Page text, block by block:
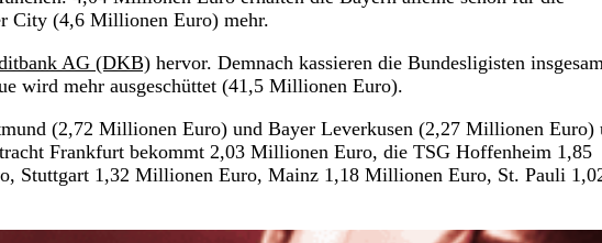
City (4,6 Millionen Euro) mehr.
AG (DKB) hervor. Demnach kassieren die Bundesligisten
wird mehr ausgeschüttet (41,5 Millionen Euro).
(2,72 Millionen Euro) und Bayer Leverkusen (2,27 Millionen Euro)
Frankfurt bekommt 2,03 Millionen Euro, die TSG Hoffenheim 1,85
Stuttgart 1,32 Millionen Euro, Mainz 1,18 Millionen Euro, St. Pauli